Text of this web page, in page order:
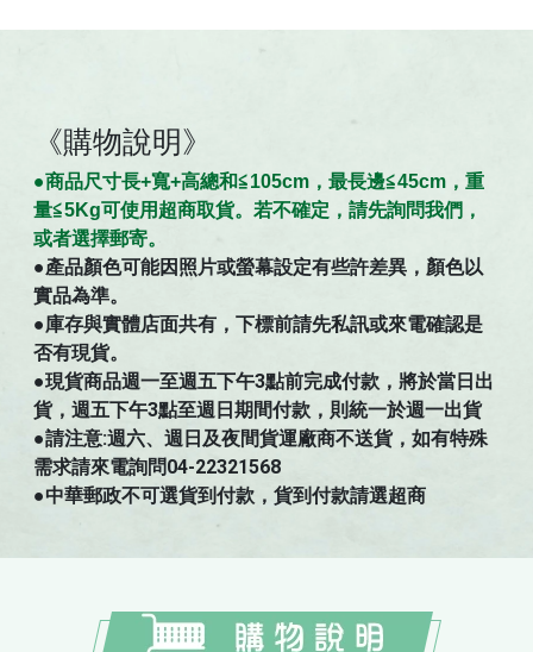
《購物說明》
●商品尺寸長+寬+高總和≦105cm，最長邊≦45cm，重
量≦5Kg可使用超商取貨。若不確定，請先詢問我們，
或者選擇郵寄。
●產品顏色可能因照片或螢幕設定有些許差異，顏色以
實品為準。
●庫存與實體店面共有，下標前請先私訊或來電確認是
否有現貨。
●現貨商品週一至週五下午3點前完成付款，將於當日出
貨，週五下午3點至週日期間付款，則統一於週一出貨
●請注意:週六、週日及夜間貨運廠商不送貨，如有特殊
需求請來電詢問04-22321568
●中華郵政不可選貨到付款，貨到付款請選超商